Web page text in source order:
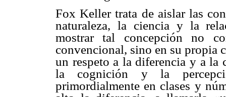
Fox Keller trata de aislar las
naturaleza, la ciencia y la
mostrar tal concepción no
convencional, sino en su propia
un respeto a la diferencia y a la
la cognición y la
primordialmente en clases y